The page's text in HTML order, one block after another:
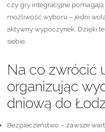
czy gry integracyjne
możliwość wyboru – jedni
aktywny wypoczynek. Dzięki
siebie.
Na co zwrócić
organizując
dniową do
Bezpieczeństwo – zawsze